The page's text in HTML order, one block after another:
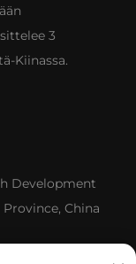
3
Kiinassa.
Development
China